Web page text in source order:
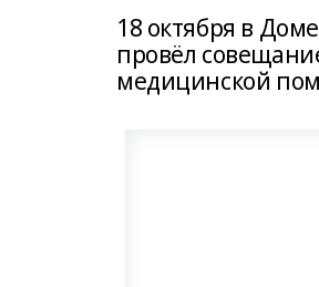
18 октября в
провёл
медицинской